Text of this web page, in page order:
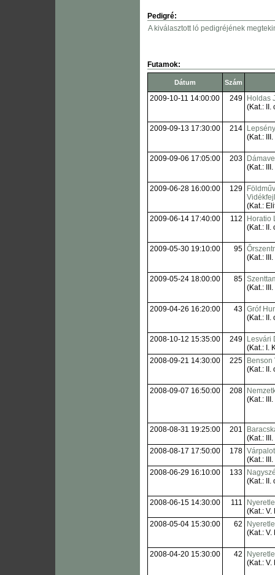
Pedigré:
A kiválasztott ló pedigréjének
Futamok:
Dátum Szám
2009-10-11 14:00:00 249
Holdas
(Kat.: II.
2009-09-13 17:30:00 214
(Kat.: III.
2009-09-06 17:05:00 203
(Kat.: III.
2009-06-28 16:00:00 129
(Kat.:
2009-06-14 17:40:00
112
Horatio
(Kat.: II.
2009-05-30 19:10:00 95
(Kat.: III.
2009-05-24 18:00:00 85
(Kat.: III.
2009-04-26 16:20:00 43 Gróf
(Kat.: II.
2008-10-12 15:35:00 249
Lesvári
(Kat.: I.
2008-09-21 14:30:00
225
Benson
(Kat.: II.
2008-09-07 16:50:00 208
(Kat.: III.
2008-08-31 19:25:00 201
(Kat.: III.
2008-08-17 17:50:00
178
(Kat.: III.
2008-06-29 16:10:00
133
(Kat.: II.
2008-06-15 14:30:00 111
(Kat.: V.
2008-05-04 15:30:00
62
(Kat.: V.
2008-04-20 15:30:00 42
(Kat.: V.